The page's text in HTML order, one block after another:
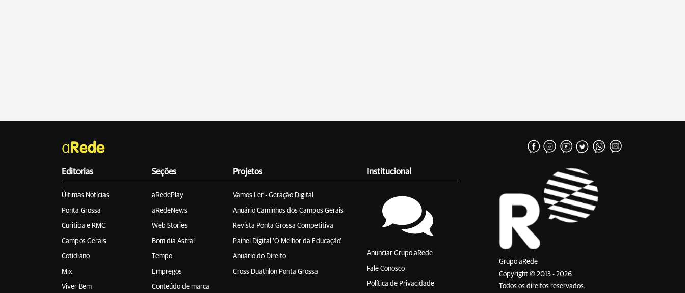
Editorias
Últimas Notícias
Ponta Grossa
Curitiba e RMC
Campos Gerais
Cotidiano
Mix
Viver Bem
Seções
aRedePlay
aRedeNews
Web Stories
Bom dia Astral
Tempo
Empregos
Conteúdo de marca
Projetos
Vamos Ler - Geração Digital
Anuário Caminhos dos Campos Gerais
Revista Ponta Grossa Competitiva
Painel Digital 'O Melhor da Educação'
Anuário do Direito
Cross Duathlon Ponta Grossa
Institucional
Anunciar Grupo aRede
Fale Conosco
Política de Privacidade
Grupo aRede
Copyright © 2013 - 2026
Todos os direitos reservados.